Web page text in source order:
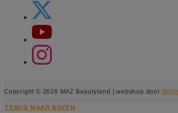
Copyright © 2026 MAZ Beautyland | webshop door
TERUG NAAR BOVEN